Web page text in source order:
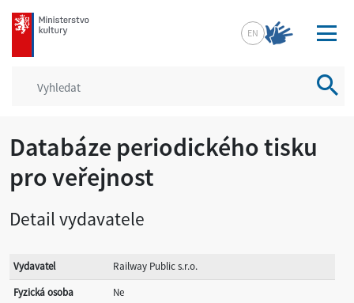
mkcr.cz
EN
Databáze periodického tisku
pro veřejnost
Detail vydavatele
Vydavatel
Railway Public s.r.o.
Fyzická osoba
Ne